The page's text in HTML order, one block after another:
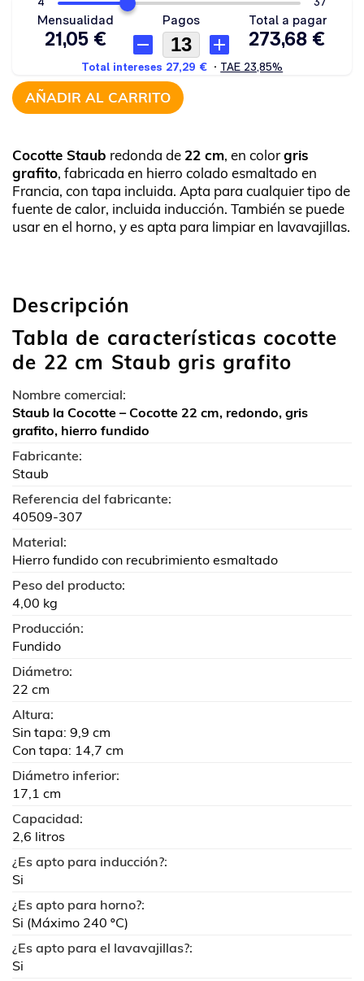
AÑADIR AL CARRITO
Cocotte Staub redonda de 22 cm, en colorgris
grafito, fabricada en hierro colado esmaltado en
Francia, con tapa incluida. Apta para cualquier tipo de
fuente de calor, incluida inducción. También se puede
usar en el horno, y es apta para limpiar en lavavajillas.
Descripción
Tabla de características cocotte
de 22 cm Staub gris grafito
Nombre comercial:
Staub la Cocotte – Cocotte 22 cm, redondo, gris
grafito, hierro fundido
Fabricante:
Staub
Referencia del fabricante:
40509-307
Material:
Hierro fundido con recubrimiento esmaltado
Peso del producto:
4,00 kg
Producción:
Fundido
Diámetro:
22 cm
Altura:
Sin tapa: 9,9 cm
Con tapa: 14,7 cm
Diámetro inferior:
17,1 cm
Capacidad:
2,6 litros
¿Es apto para inducción?:
Si
¿Es apto para horno?:
Si (Máximo 240 ºC)
¿Es apto para el lavavajillas?:
Si